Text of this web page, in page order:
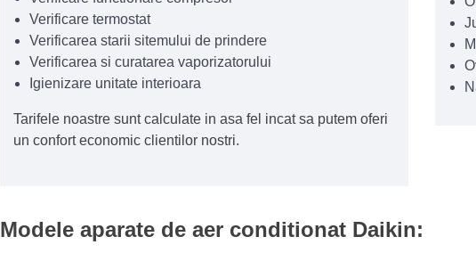
Verificare termostat
Verificarea starii sitemului de prindere
Verificarea si curatarea vaporizatorului
Igienizare unitate interioara
Tarifele noastre sunt calculate in asa fel incat sa putem oferi
un confort economic clientilor nostri.
Modele aparate de aer conditionat Daikin: